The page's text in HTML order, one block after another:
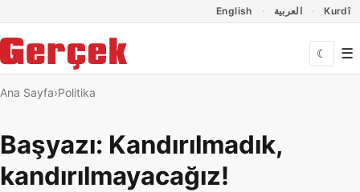
English العربية Kurdî
☾ ☰
Ana Sayfa Politika
Başyazı: Kandırılmadık,
kandırılmayacağız!